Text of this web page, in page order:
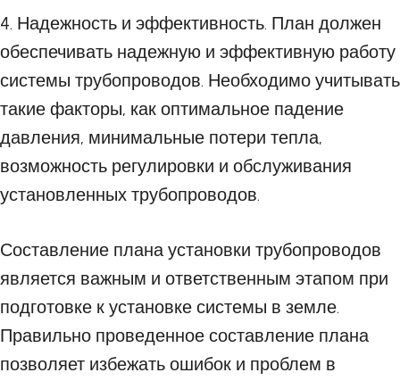
4. Надежность и эффективность. План должен
обеспечивать надежную и эффективную работу
системы трубопроводов. Необходимо учитывать
такие факторы, как оптимальное падение
давления, минимальные потери тепла,
возможность регулировки и обслуживания
установленных трубопроводов.
Составление плана установки трубопроводов
является важным и ответственным этапом при
подготовке к установке системы в земле.
Правильно проведенное составление плана
позволяет избежать ошибок и проблем в